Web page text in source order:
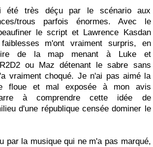
été très déçu par le scénario aux
trous parfois énormes. Avec le
le script et Lawrence Kasdan
m'ont vraiment surpris, en
de la map menant à Luke et
ou Maz détenant le sabre sans
vraiment choqué. Je n'ai pas aimé la
floue et mal exposée à mon avis
à comprendre cette idée de
d'une république censée dominer le
par la musique qui ne m'a pas marqué,